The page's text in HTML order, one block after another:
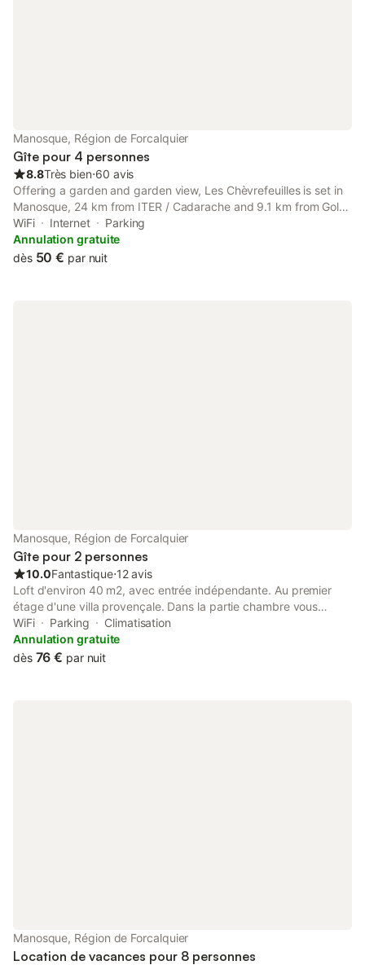
Manosque, Région de Forcalquier
Gîte pour 4 personnes
8.8Très bien⋅60 avis
Offering a garden and garden view, Les Chèvrefeuilles is set in
Manosque, 24 km from ITER / Cadarache and 9.1 km from Golf
du Luberon. There is a private entrance at the apartment for the
convenience of those who stay.
WiFi Internet
Parking
Annulation gratuite
dès 50 € par nuit
Manosque, Région de Forcalquier
Gîte pour 2 personnes
10.0Fantastique⋅12 avis
Loft d'environ 40 m2, avec entrée indépendante. Au premier
étage d'une villa provençale. Dans la partie chambre vous
disposerez d'un lit Queen Size, dans la partie salon un canapé.
Une salle d'eau spacieuse, avec une grande douche. Un coin
repas avec les équipements de base, réfrigérateur, micro-onde-
WiFi Parking
Climatisation
Annulation gratuite
dès 76 € par nuit
Manosque, Région de Forcalquier
Location de vacances pour 8 personnes